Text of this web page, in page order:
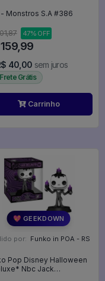
Boo - Monstros S.A #386
47% OFF
40,00 sem juros
Frete Grátis
Carrinho
💖 GEEKDOWN
por: Funko in POA - RS
Pop Disney Halloween
Nbc Jack